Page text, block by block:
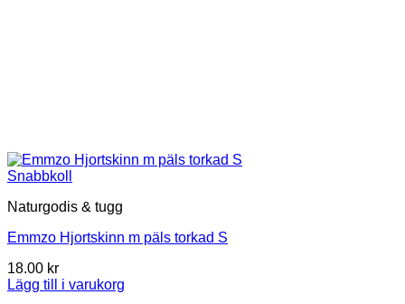
Snabbkoll
Naturgodis & tugg
Emmzo Hjortskinn m päls torkad S
18.00 kr
Lägg till i varukorg